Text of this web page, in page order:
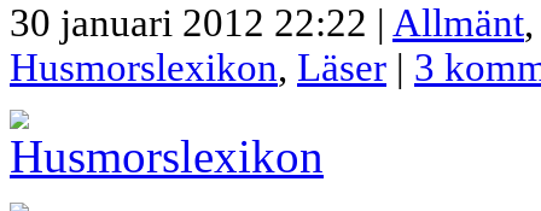
30 januari 2012 22:22 | Allmänt
Husmorslexikon, Läser | 3